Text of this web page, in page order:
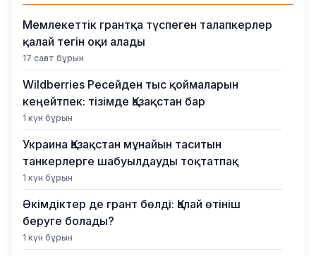
Мемлекеттік грантқа түспеген талапкерлер
қалай тегін оқи алады
17 сағат бұрын
Wildberries Ресейден тыс қоймаларын
кеңейтпек: тізімде Қазақстан бар
1 күн бұрын
Украина Қазақстан мұнайын таситын
танкерлерге шабуылдауды тоқтатпақ
1 күн бұрын
Әкімдіктер де грант бөлді: Қалай өтініш
беруге болады?
1 күн бұрын